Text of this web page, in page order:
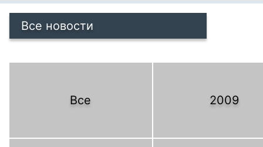
Все новости
Все 2009